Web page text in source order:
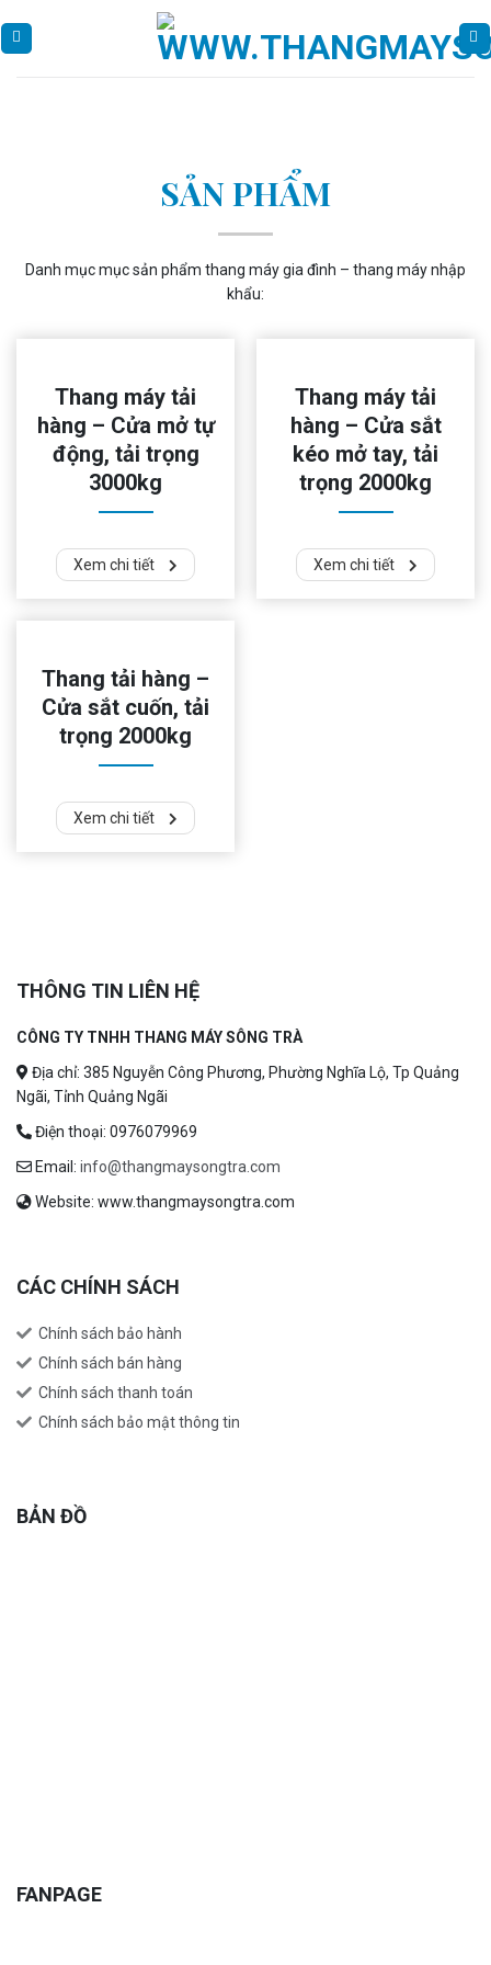
content
SẢN PHẨM
Danh mục mục sản phẩm thang máy gia đình – thang máy nhập
khẩu:
Thang máy tải
hàng – Cửa mở tự
động, tải trọng
3000kg
Xem chi tiết
Thang máy tải
hàng – Cửa sắt
kéo mở tay, tải
trọng 2000kg
Xem chi tiết
Thang tải hàng –
Cửa sắt cuốn, tải
trọng 2000kg
Xem chi tiết
THÔNG TIN LIÊN HỆ
CÔNG TY TNHH THANG MÁY SÔNG TRÀ
Địa chỉ: 385 Nguyễn Công Phương, Phường Nghĩa Lộ, Tp Quảng
Ngãi, Tỉnh Quảng Ngãi
Điện thoại: 0976079969
Email: info@thangmaysongtra.com
Website: www.thangmaysongtra.com
CÁC CHÍNH SÁCH
Chính sách bảo hành
Chính sách bán hàng
Chính sách thanh toán
Chính sách bảo mật thông tin
BẢN ĐỒ
FANPAGE